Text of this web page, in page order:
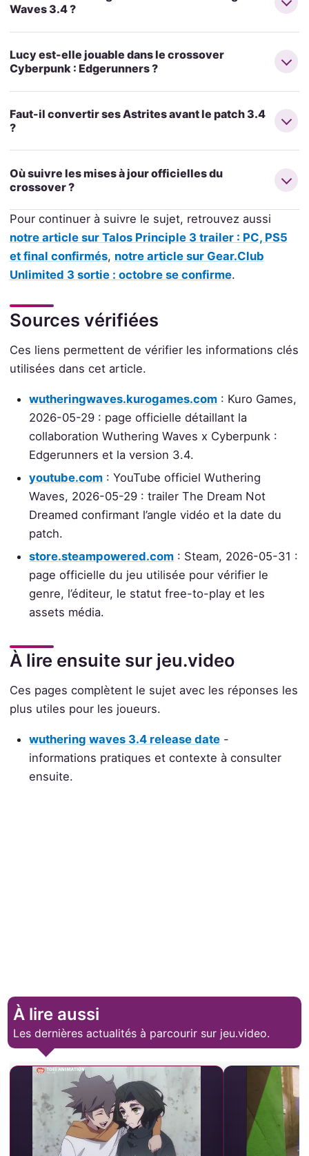
Waves 3.4 ?
Lucy est-elle jouable dans le crossover
Cyberpunk : Edgerunners ?
Faut-il convertir ses Astrites avant le patch 3.4
?
Où suivre les mises à jour officielles du
crossover ?
Pour continuer à suivre le sujet, retrouvez aussi
notre article sur Talos Principle 3 trailer : PC, PS5
et final confirmés, notre article sur Gear.Club
Unlimited 3 sortie : octobre se confirme.
Sources vérifiées
Ces liens permettent de vérifier les informations clés
utilisées dans cet article.
wutheringwaves.kurogames.com : Kuro Games,
2026-05-29 : page officielle détaillant la
collaboration Wuthering Waves x Cyberpunk :
Edgerunners et la version 3.4.
youtube.com : YouTube officiel Wuthering
Waves, 2026-05-29 : trailer The Dream Not
Dreamed confirmant l’angle vidéo et la date du
patch.
store.steampowered.com : Steam, 2026-05-31 :
page officielle du jeu utilisée pour vérifier le
genre, l’éditeur, le statut free-to-play et les
assets média.
À lire ensuite sur jeu.video
Ces pages complètent le sujet avec les réponses les
plus utiles pour les joueurs.
wuthering waves 3.4 release date -
informations pratiques et contexte à consulter
ensuite.
À lire aussi
Les dernières actualités à parcourir sur jeu.video.